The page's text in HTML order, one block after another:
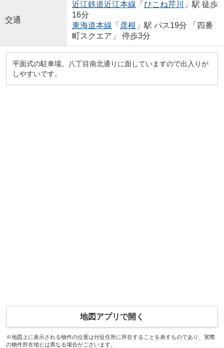
交通
近江鉄道近江本線 「 ひこね芹川
」駅 徒歩
16分
東海道本線 「 彦根 」駅 バス19分 「四番
町スクエア」 停歩3分
平面式の駐車場。八丁目南北通りに面していますので出入りが
しやすいです。
地図アプリで開く
※地図上に表示される物件の位置は付近住所に所在することを表すものであり、実際
の物件所在地とは異なる場合がございます。